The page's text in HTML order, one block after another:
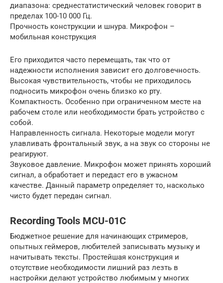
диапазона: среднестатистический человек говорит в
пределах 100-10 000 Гц.
Прочность конструкции и шнура. Микрофон –
мобильная конструкция
Его приходится часто перемещать, так что от
надежности исполнения зависит его долговечность.
Высокая чувствительность, чтобы не приходилось
подносить микрофон очень близко ко рту.
Компактность. Особенно при ограниченном месте на
рабочем столе или необходимости брать устройство с
собой.
Направленность сигнала. Некоторые модели могут
улавливать фронтальный звук, а на звук со стороны не
реагируют.
Звуковое давление. Микрофон может принять хороший
сигнал, а обработает и передаст его в ужасном
качестве. Данный параметр определяет то, насколько
чисто будет передан сигнал.
Recording Tools MCU-01C
Бюджетное решение для начинающих стримеров,
опытных геймеров, любителей записывать музыку и
начитывать тексты. Простейшая конструкция и
отсутствие необходимости лишний раз лезть в
настройки делают устройство любимым у многих